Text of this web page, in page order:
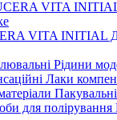
VITA INITIAL
Рідини
Лаки